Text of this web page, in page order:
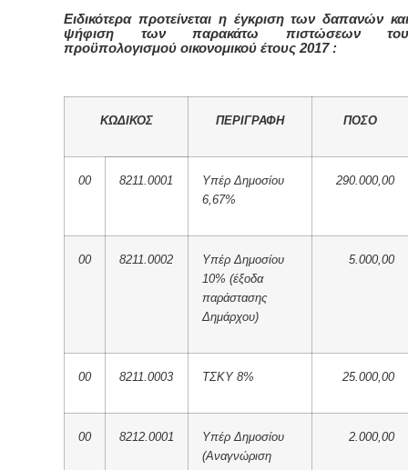
Ειδικότερα προτείνεται η έγκριση των δαπανών και
ψήφιση των παρακάτω πιστώσεων του
προϋπολογισμού οικονομικού έτους 2017 :
ΚΩΔΙΚΟΣ ΠΕΡΙΓΡΑΦΗ ΠΟΣΟ
00 8211.0001
Υπέρ Δημοσίου
6,67%
290.000,00
00 8211.0002
Υπέρ Δημοσίου
10% (έξοδα
παράστασης
Δημάρχου)
5.000,00
00 8211.0003 ΤΣΚΥ 8% 25.000,00
00 8212.0001
Υπέρ Δημοσίου
(Αναγνώριση
2.000,00